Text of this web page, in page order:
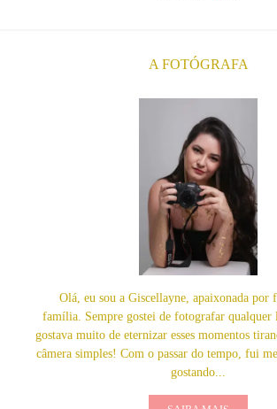
A FOTÓGRAFA
Olá, eu sou a Giscellayne, apaixonada por
família. Sempre gostei de fotografar qualquer
gostava muito de eternizar esses momentos
câmera simples! Com o passar do tempo, fui
gostando...